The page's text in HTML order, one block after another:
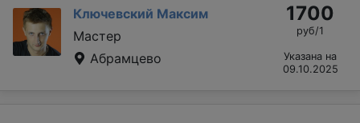
Ключевский Максим
Мастер
Абрамцево
1700
руб/1
Указана на
09.10.2025